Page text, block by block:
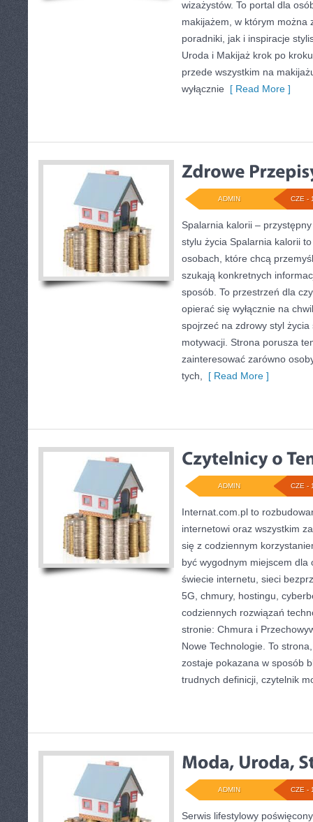
wizażystów. To portal dla
makijażem, w którym można
poradniki, jak i inspiracje
Uroda i Makijaż krok po
przede wszystkim na
wyłącznie [ Read More ]
CZE -
ADMIN
Spalarnia kalorii –
stylu życia Spalarnia kalorii
osobach, które chcą
szukają konkretnych
sposób. To przestrzeń dla
opierać się wyłącznie na
spojrzeć na zdrowy styl
motywacji. Strona porusza
zainteresować zarówno
tych,
[ Read More ]
CZE -
ADMIN
Internat.com.pl to
internetowi oraz wszystkim
się z codziennym
być wygodnym miejscem
świecie internetu, sieci
5G, chmury, hostingu,
codziennych rozwiązań
stronie: Chmura i
Nowe Technologie. To
zostaje pokazana w sposób
trudnych definicji, czytelnik
CZE -
ADMIN
Serwis lifestylowy